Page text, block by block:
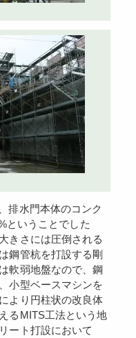
ということでした
きさには圧倒される
鋼管杭を打設する剛
軟弱地盤なので、鋼
小型ベースマシンを
より円柱状の改良体
るMITS工法という地
ート打設において